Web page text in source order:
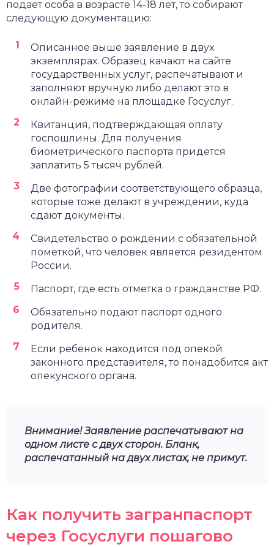
подает особа в возрасте 14-18 лет, то собирают
следующую документацию:
Описанное выше заявление в двух
экземплярах. Образец качают на сайте
государственных услуг, распечатывают и
заполняют вручную либо делают это в
онлайн-режиме на площадке Госуслуг.
Квитанция, подтверждающая оплату
госпошлины. Для получения
биометрического паспорта придется
заплатить 5 тысяч рублей.
Две фотографии соответствующего образца,
которые тоже делают в учреждении, куда
сдают документы.
Свидетельство о рождении с обязательной
пометкой, что человек является резидентом
России.
Паспорт, где есть отметка о гражданстве РФ.
Обязательно подают паспорт одного
родителя.
Если ребенок находится под опекой
законного представителя, то понадобится акт
опекунского органа.
Внимание! Заявление распечатывают на
одном листе с двух сторон. Бланк,
распечатанный на двух листах, не примут.
Как получить загранпаспорт
через Госуслуги пошагово